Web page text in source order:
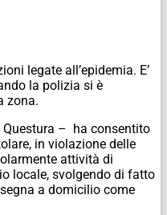
legate all’epidemia. E’
la polizia si è
zona.
– ha consentito
in violazione delle
attività di
locale, svolgendo di fatto
a domicilio come